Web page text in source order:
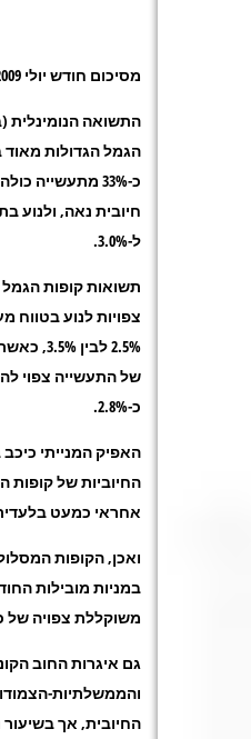
מסיכום חודש יולי 2009 עולה כי:
התשואה הנומינלית
הגמלהגדולות מאוד
כ-33% מתעשייה
חיובית נאה, ולנוע
ל-3.0%.
תשואות קופות
צפויות לנוע בטווח
2.5%
של התעשייה צפוי
כ-2.8%.
האפיק המנייתי
החיוביות של קופות
אחראי כמעט
ואכן, הקופות
במניות מובילות
משוקללת צפויה של כ-
גם איגרות החוב
והממשלתיות-
החיובית, אך